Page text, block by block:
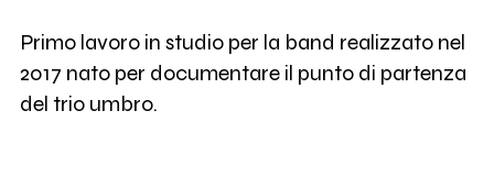
Primo lavoro in studio per la band realizzato nel
2017 nato per documentare il punto di partenza
del trio umbro.